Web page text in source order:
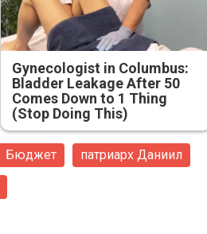
Gynecologist in Columbus:
Bladder Leakage After 50
Comes Down to 1 Thing
(Stop Doing This)
Бюджет патриарх Даниил